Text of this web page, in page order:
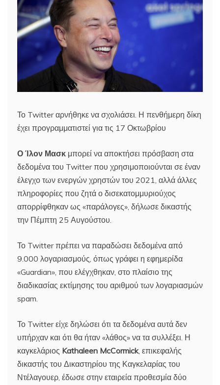
Το Twitter αρνήθηκε να σχολιάσει. Η πενθήμερη δίκη
έχει προγραμματιστεί για τις 17 Οκτωβρίου
Ο Ίλον Μασκ μπορεί να αποκτήσει πρόσβαση στα
δεδομένα του Twitter που χρησιμοποιούνται σε έναν
έλεγχο των ενεργών χρηστών του 2021, αλλά άλλες
πληροφορίες που ζητά ο δισεκατομμυριούχος
απορρίφθηκαν ως «παράλογες», δήλωσε δικαστής
την Πέμπτη 25 Αυγούστου.
Το Twitter πρέπει να παραδώσει δεδομένα από
9.000 λογαριασμούς, όπως γράφει η εφημερίδα
«Guardian», που ελέγχθηκαν, στο πλαίσιο της
διαδικασίας εκτίμησης του αριθμού των λογαριασμών
spam.
Το Twitter είχε δηλώσει ότι τα δεδομένα αυτά δεν
υπήρχαν και ότι θα ήταν «λάθος» να τα συλλέξει. Η
καγκελάριος Kathaleen McCormick, επικεφαλής
δικαστής του Δικαστηρίου της Καγκελαρίας του
Ντέλαγουερ, έδωσε στην εταιρεία προθεσμία δύο